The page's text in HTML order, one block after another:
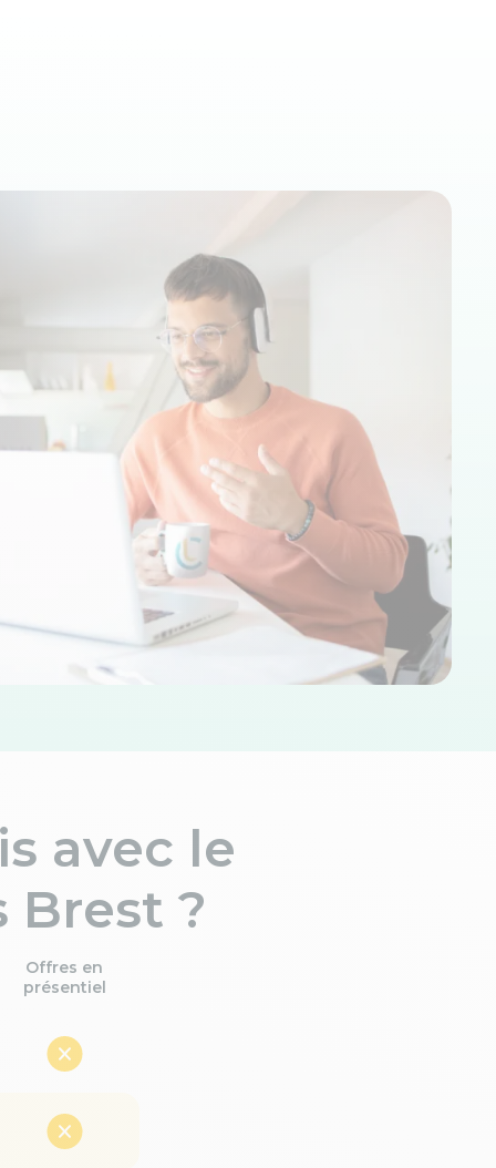
avec le
Brest ?
Offres en
présentiel